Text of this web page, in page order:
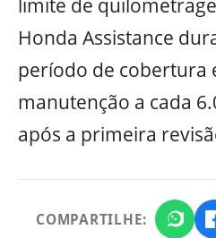
limite de
Honda Assistance
período de cobertura
manutenção a cada
após a primeira
COMPARTILHE: